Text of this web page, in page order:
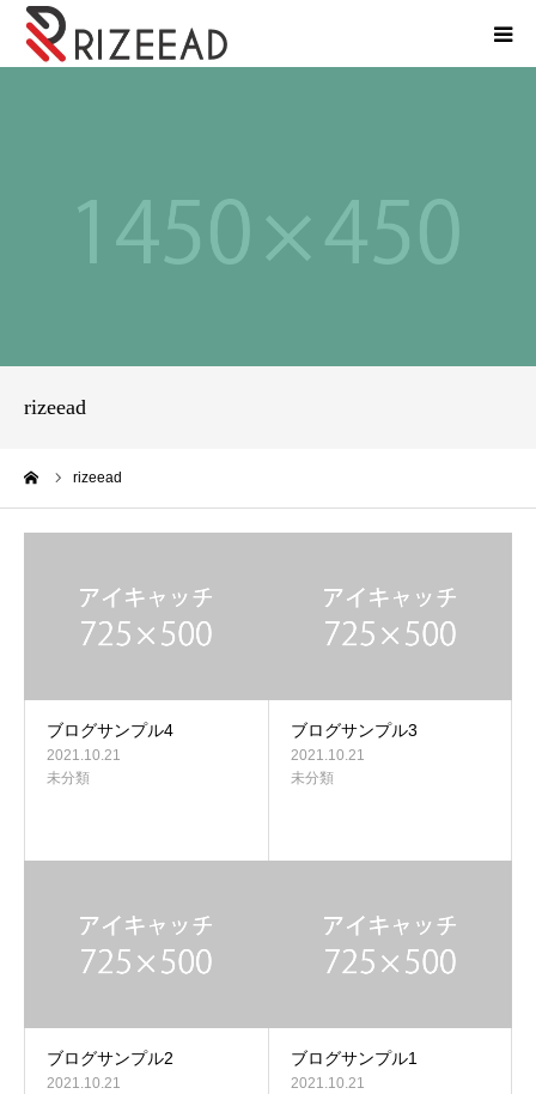
rizeead
rizeead
ブログサンプル4
2021.10.21
未分類
ブログサンプル3
2021.10.21
未分類
ブログサンプル2
2021.10.21
ブログサンプル1
2021.10.21
事業内容